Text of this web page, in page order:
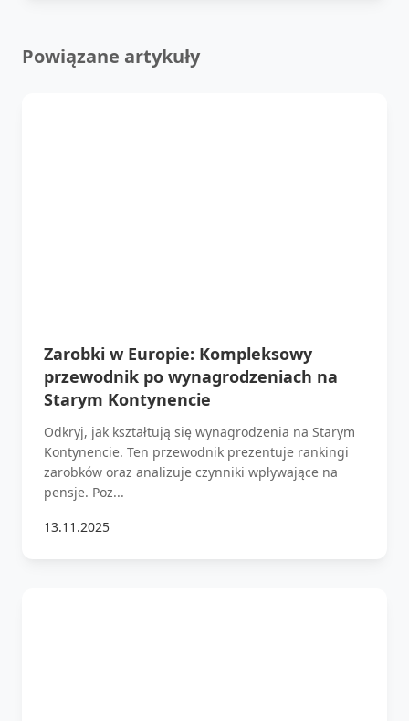
Powiązane artykuły
Zarobki w Europie: Kompleksowy
przewodnik po wynagrodzeniach na
Starym Kontynencie
Odkryj, jak kształtują się wynagrodzenia na Starym
Kontynencie. Ten przewodnik prezentuje rankingi
zarobków oraz analizuje czynniki wpływające na
pensje. Poz...
13.11.2025